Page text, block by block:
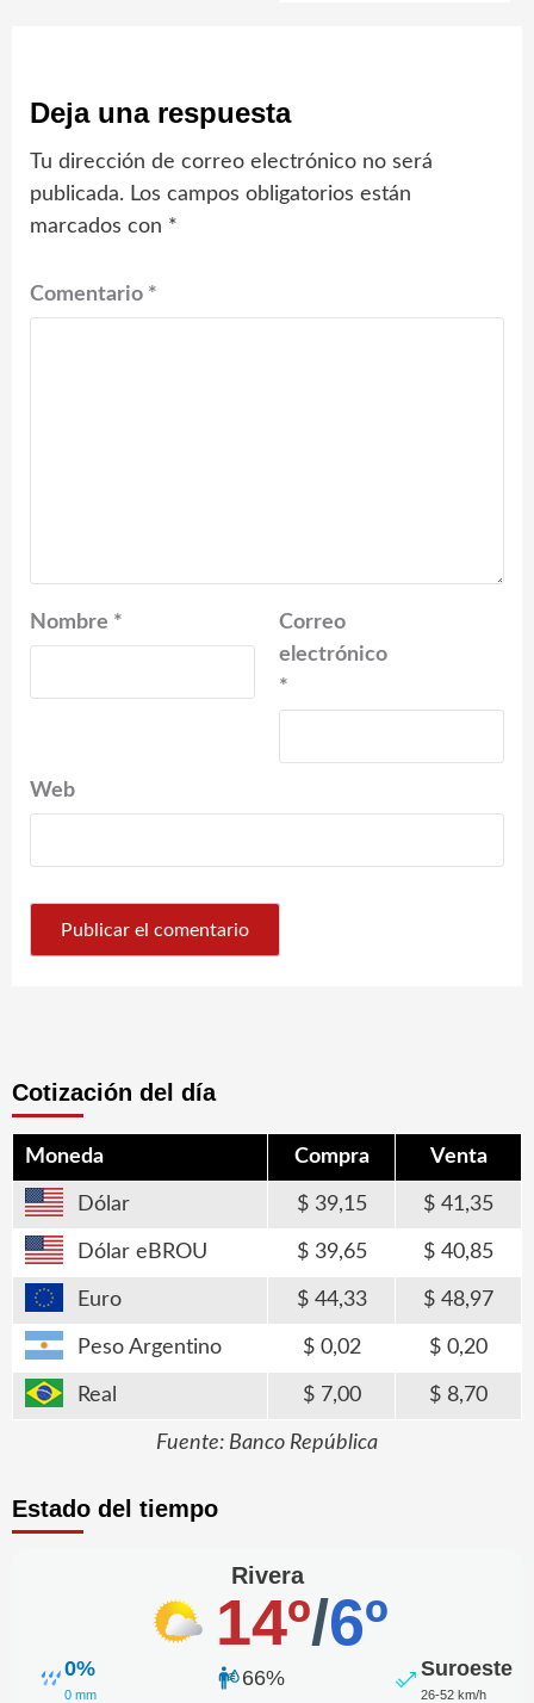
Deja una respuesta
Tu dirección de correo electrónico no será
publicada. Los campos obligatorios están
marcados con *
Comentario *
Nombre *
Correo
electrónico
*
Web
Cotización del día
Moneda Compra Venta
Dólar 39,15 41,35
Dólar eBROU 39,65 40,85
Euro 44,33 48,97
Peso Argentino 0,02 0,20
Real 7,00 8,70
Fuente: Banco República
Estado del tiempo
Rivera
14º/6º
0%
0 mm
66% Suroeste
26-52 km/h